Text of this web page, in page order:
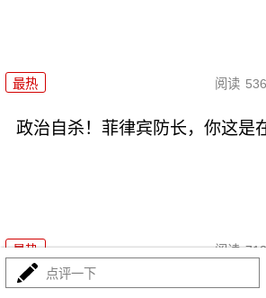
最热 阅读
政治自杀！菲律宾防长，你这是
最热 阅读
点评一下